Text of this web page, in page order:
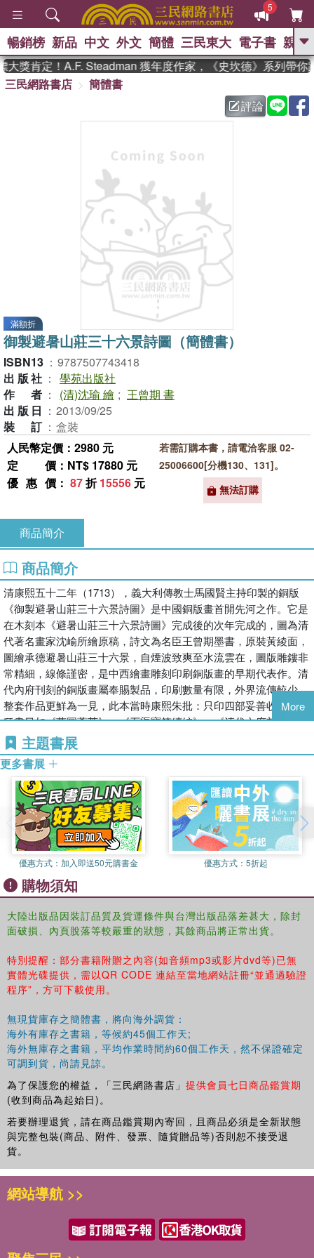
5
GO
父親節 、 如果歷
暑期推薦 、 國際布克
偉大的迷走神經
暢銷榜 新品 中文 外文 簡體 三民東大 電子書 親子
獎肯定！A.F. Steadman 獲年度作家，《史坎德》系列帶你
三民網路書店
簡體書
評論
滿額折
御製避暑山莊三十六景詩圖（簡體書）
ISBN13 ： 9787507743418
出版社 ： 學苑出版社
作者 ： (清)沈瑜 繪 ; 王曾期 書
出版日 ： 2013/09/25
裝訂 ： 盒裝
人民幣定價：2980 元
定價 ：NT$ 17880 元
優惠價 ： 87折15556 元
若需訂購本書，請電洽客服 02-
25006600[分機130、131]。
無法訂購
商品簡介
商品簡介
清康熙五十二年（1713），義大利傳教士馬國賢主持印製的銅版
《御製避暑山莊三十六景詩圖》是中國銅版畫首開先河之作。它是
在木刻本《避暑山莊三十六景詩圖》完成後的次年完成的，圖為清
代著名畫家沈崳所繪原稿，詩文為名臣王曾期墨書，原裝黃綾面，
圖繪承德避暑山莊三十六景，自煙波致爽至水流雲在，圖版雕鏤非
常精細，線條謹密，是中西繪畫雕刻印刷銅版畫的早期代表作。清
代內府刊刻的銅版畫屬奉賜製品，印刷數量有限，外界流傳較少，
整套作品更鮮為一見，此本當時康熙朱批：只印四部妥善收藏。各
種書目如《蘿圖薈萃》、《石渠寶笈續編》、《清代內府刻書目錄
解題》等、及有關研究印刷史、繪畫史、版畫史的著作，著錄的多
為《平定準噶爾回部得勝圖》等清代刊刻的幾種戰圖。銅版畫《御
製避暑山莊三十六景詩圖》，現藏香港葉健民先生家中，未見著
藏。學界多僅聞其名，從未見任何版畫史圖錄類書採用片紙只頁，
甚或對其存在也持存疑態度。學苑出版社決定編號全真影印，發行
面世；已故故宮博物院專家朱家溍先生為影印本題寫簽名，為之增
輝。為使廣大學者、研究者、鑒賞者更完整地欣賞、鑒別《避暑山
莊三十六景詩圖》銅版、木版圖版，將康熙五十年（1711）內府刊
木版圖三十六幅一併附後。其書原二卷，由清代版刻名工聖手朱
圭、梅裕鳳操剞劂，刀刻曲盡天然之妙，也是清代木版版畫的上上
之作。此次再版影印採用了更加先進的圖像還原技術和印刷工藝，
無論在圖片清晰程度上還是印刷色彩還原方面都較第一版有極大的
提升。更請學術泰斗李學勤先生、著名學者白化文先生和原故宮博
More
主題書展
更多書展
優惠方式： 加入即送50元購書金 優惠方式： 5折起
購物須知
大陸出版品因裝訂品質及貨運條件與台灣出版品落差甚大，除封
面破損、內頁脫落等較嚴重的狀態，其餘商品將正常出貨。
特別提醒：部分書籍附贈之內容(如音頻mp3或影片dvd等)已無
實體光碟提供，需以QR CODE 連結至當地網站註冊“並通過驗證
程序”，方可下載使用。
無現貨庫存之簡體書，將向海外調貨：
海外有庫存之書籍，等候約45個工作天;
海外無庫存之書籍，平均作業時間約60個工作天，然不保證確定
可調到貨，尚請見諒。
為了保護您的權益，「三民網路書店」 提供會員七日商品鑑賞期
(收到商品為起始日)。
若要辦理退貨，請在商品鑑賞期內寄回，且商品必須是全新狀態
與完整包裝(商品、附件、發票、隨貨贈品等)否則恕不接受退
貨。
網站導航 >>